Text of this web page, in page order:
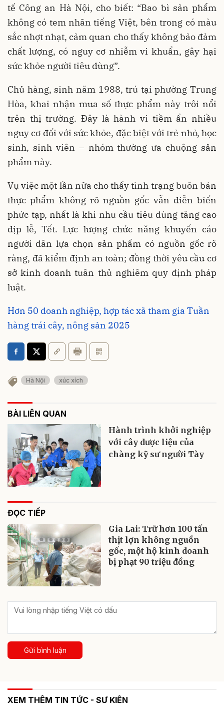
tế Công an Hà Nội, cho biết: “Bao bì sản phẩm
không có tem nhãn tiếng Việt, bên trong có màu
sắc nhợt nhạt, cảm quan cho thấy không bảo đảm
chất lượng, có nguy cơ nhiễm vi khuẩn, gây hại
sức khỏe người tiêu dùng”.
Chủ hàng, sinh năm 1988, trú tại phường Trung
Hòa, khai nhận mua số thực phẩm này trôi nổi
trên thị trường. Đây là hành vi tiềm ẩn nhiều
nguy cơ đối với sức khỏe, đặc biệt với trẻ nhỏ, học
sinh, sinh viên – nhóm thường ưa chuộng sản
phẩm này.
Vụ việc một lần nữa cho thấy tình trạng buôn bán
thực phẩm không rõ nguồn gốc vẫn diễn biến
phức tạp, nhất là khi nhu cầu tiêu dùng tăng cao
dịp lễ, Tết. Lực lượng chức năng khuyến cáo
người dân lựa chọn sản phẩm có nguồn gốc rõ
ràng, đã kiểm định an toàn; đồng thời yêu cầu cơ
sở kinh doanh tuân thủ nghiêm quy định pháp
luật.
Hơn 50 doanh nghiệp, hợp tác xã tham gia Tuần
hàng trái cây, nông sản 2025
Hà Nội xúc xích
BÀI LIÊN QUAN
Hành trình khởi nghiệp
với cây dược liệu của
chàng kỹ sư người Tày
ĐỌC TIẾP
Gia Lai: Trữ hơn 100 tấn
thịt lợn không nguồn
gốc, một hộ kinh doanh
bị phạt 90 triệu đồng
Gửi bình luận
XEM THÊM TIN TỨC - SỰ KIỆN